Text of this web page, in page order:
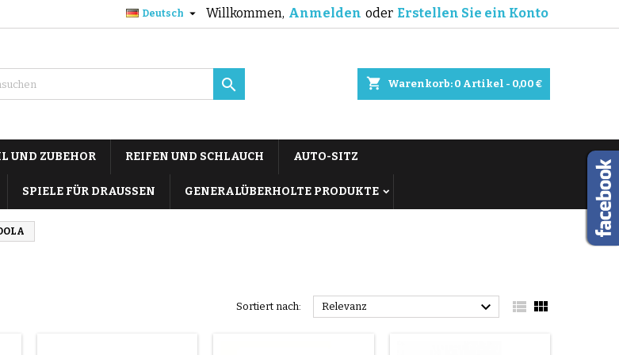
Willkommen, Anmelden oder Erstellen Sie ein Konto
Deutsch 
shopping_cart Warenkorb: 0 Artikel - 0,00 €

UND ZUBEHOR REIFEN UND SCHLAUCH AUTO-SITZ
SPIELE FÜR DRAUSSEN GENERALÜBERHOLTE PRODUKTE
Sortiert nach: Relevanz   